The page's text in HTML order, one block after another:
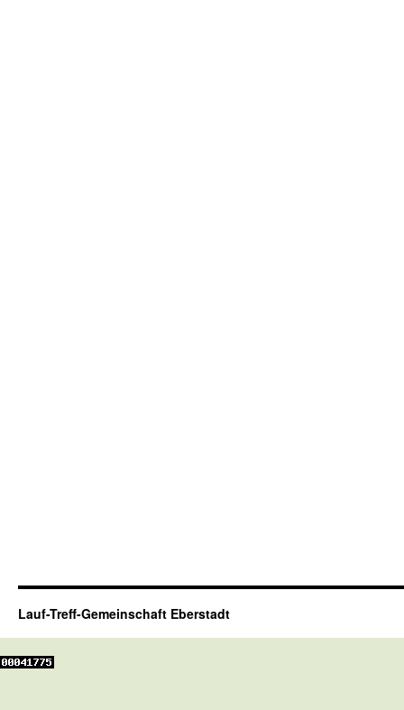
Lauf-Treff-Gemeinschaft Eberstadt